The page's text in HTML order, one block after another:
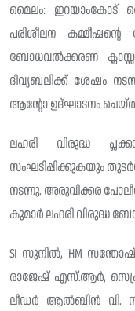
മൈലം: ഇറയാംകോട്
പരിശീലന
ബോധവൽക്കരണ
ദിവ്യബലിക്ക് ശേഷം
ആന്റോ ഉദ്ഘാടനം
ലഹരി വിരുദ്ധ
സംഘടിപ്പിക്കുകയും
നടന്നു. അരുവിക്കര
കുമാർ ലഹരി വിരുദ്ധ
SI സുനിൽ, HM സന്തോഷ്‌
രാജേഷ് എസ്.ആർ,
ലീഡർ ആൽബിൻ വി.